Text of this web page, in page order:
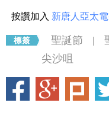
按讚加入 新唐人亞太
聖誕節
尖沙咀